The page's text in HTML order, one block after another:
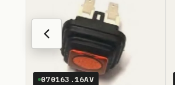
070163.16AV